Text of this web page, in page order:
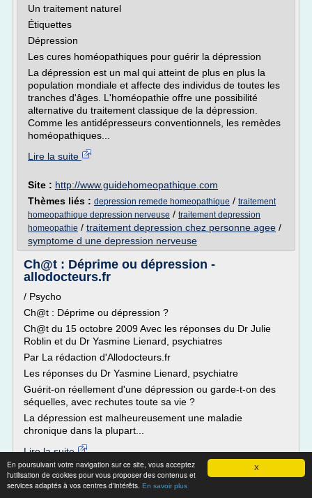
X
En poursuivant votre navigation sur ce site, vous acceptez
l'utilisation de cookies pour vous proposer des contenus et
services adaptés à vos centres d'intérêts. En savoir plus
Un traitement naturel
Étiquettes
Dépression
Les cures homéopathiques pour guérir la dépression
La dépression est un mal qui atteint de plus en plus la
population mondiale et affecte des individus de toutes les
tranches d'âges. L'homéopathie offre une possibilité
alternative du traitement classique de la dépression.
Comme les antidépresseurs conventionnels, les remèdes
homéopathiques...
Lire la suite
Site : http://www.guidehomeopathique.com
Thèmes liés : depression remede homeopathique / traitement
homeopathique depression nerveuse / traitement depression
homeopathie / traitement depression chez personne agee /
symptome d une depression nerveuse
Ch@t : Déprime ou dépression -
allodocteurs.fr
/ Psycho
Ch@t : Déprime ou dépression ?
Ch@t du 15 octobre 2009 Avec les réponses du Dr Julie
Roblin et du Dr Yasmine Lienard, psychiatres
Par La rédaction d'Allodocteurs.fr
Les réponses du Dr Yasmine Lienard, psychiatre
Guérit-on réellement d'une dépression ou garde-t-on des
séquelles, avec rechutes toute sa vie ?
La dépression est malheureusement une maladie
chronique dans la plupart...
Lire la suite
Site : http://www.allodocteurs.fr